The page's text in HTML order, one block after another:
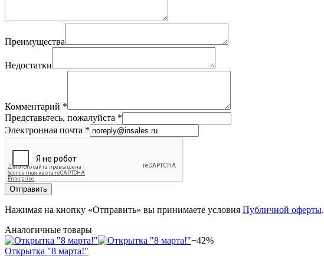
Преимущества
Недостатки
Комментарий *
Представьтесь, пожалуйста *
Электронная почта *
Отправить
Нажимая на кнопку «Отправить» вы принимаете условия Публичной оферты.
Аналогичные товары
−42%
Открытка "8 марта!"